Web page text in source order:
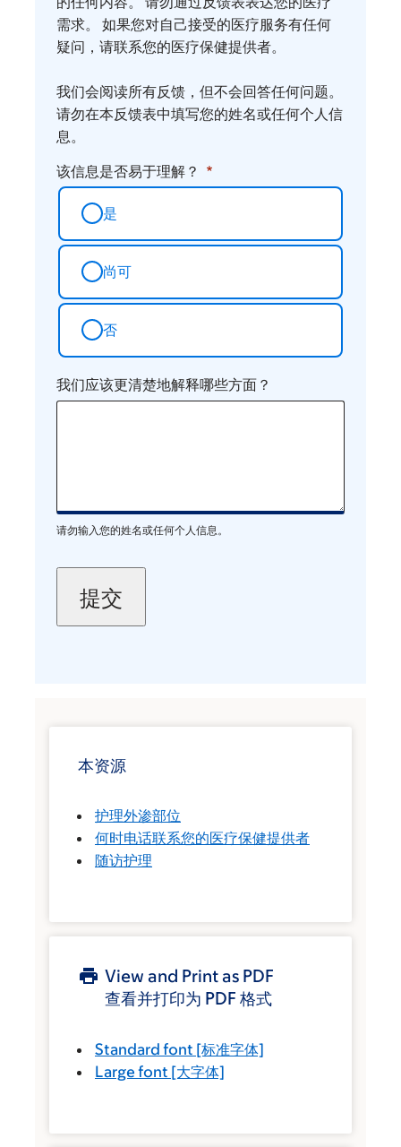
的
想
需求。 如果您对自己接受的医疗服务有任何
疑问，请联系您的医疗保健提供者。
我们会阅读所有反馈，但不会回答任何问题。
请勿在本反馈表中填写您的姓名或任何个人信
息。
该信息是否易于理解？
是
尚可
否
我们应该更清楚地解释哪些方面？
请勿输入您的姓名或任何个人信息。
本资源
护理外渗部位
何时电话联系您的医疗保健提供者
随访护理
View and Print as PDF
查看并打印为 PDF 格式
Standard font [标准字体]
Large font [大字体]